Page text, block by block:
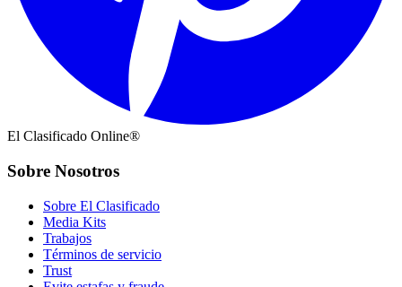
El Clasificado Online®
Sobre Nosotros
Sobre El Clasificado
Media Kits
Trabajos
Términos de servicio
Trust